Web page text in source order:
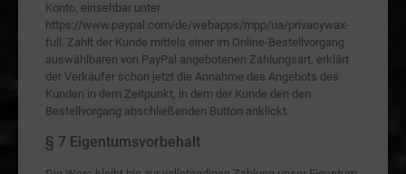
Konto, einsehbar unter
https://www.paypal.com/de/webapps/mpp/ua/privacywax-
full. Zahlt der Kunde mittels einer im Online-Bestellvorgang
auswählbaren von PayPal angebotenen Zahlungsart, erklärt
der Verkäufer schon jetzt die Annahme des Angebots des
Kunden in dem Zeitpunkt, in dem der Kunde den den
Bestellvorgang abschließenden Button anklickt.
§ 7 Eigentumsvorbehalt